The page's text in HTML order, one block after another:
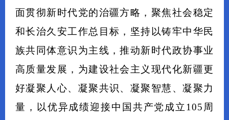
面贯彻新时代党的治疆方略，聚焦社会稳定
和长治久安工作总目标，坚持以铸牢中华民
族共同体意识为主线，推动新时代政协事业
高质量发展，为建设社会主义现代化新疆更
好凝聚人心、凝聚共识、凝聚智慧、凝聚力
量，以优异成绩迎接中国共产党成立105周